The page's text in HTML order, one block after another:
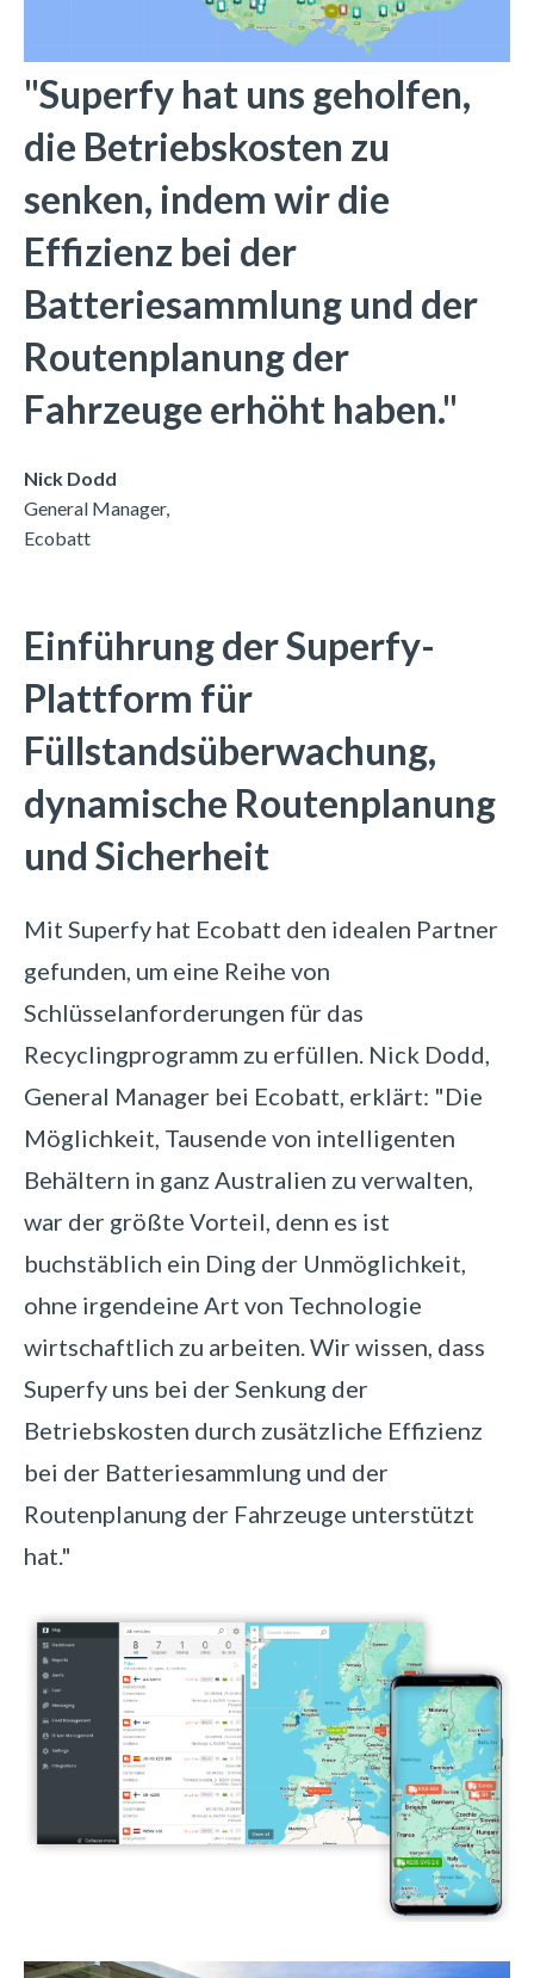
"Superfy hat uns geholfen,
die Betriebskosten zu
senken, indem wir die
Effizienz bei der
Batteriesammlung und der
Routenplanung der
Fahrzeuge erhöht haben."
Nick Dodd
General Manager,
Ecobatt
Einführung der Superfy-
Plattform für
Füllstandsüberwachung,
dynamische Routenplanung
und Sicherheit
Mit Superfy hat Ecobatt den idealen Partner
gefunden, um eine Reihe von
Schlüsselanforderungen für das
Recyclingprogramm zu erfüllen. Nick Dodd,
General Manager bei Ecobatt, erklärt: "Die
Möglichkeit, Tausende von intelligenten
Behältern in ganz Australien zu verwalten,
war der größte Vorteil, denn es ist
buchstäblich ein Ding der Unmöglichkeit,
ohne irgendeine Art von Technologie
wirtschaftlich zu arbeiten. Wir wissen, dass
Superfy uns bei der Senkung der
Betriebskosten durch zusätzliche Effizienz
bei der Batteriesammlung und der
Routenplanung der Fahrzeuge unterstützt
hat."